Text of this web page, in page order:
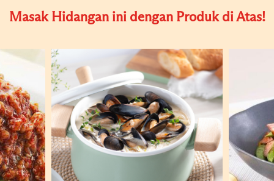
Masak Hidangan ini dengan Produk di Atas!